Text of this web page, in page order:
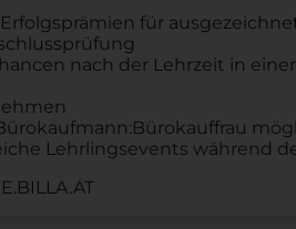
für
nach der Lehrzeit in
Lehrlingsevents während